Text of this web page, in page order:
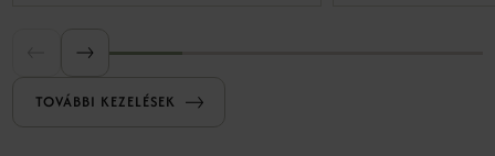
TOVÁBBI KEZELÉSEK